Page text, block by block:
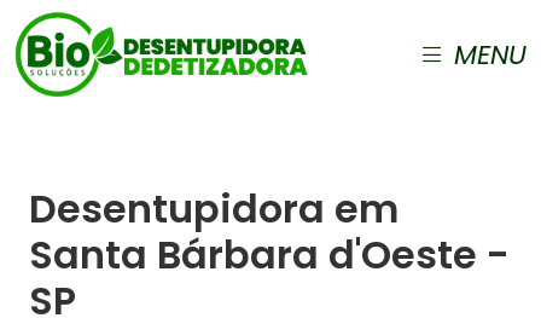
MENU
Desentupidora em
Santa Bárbara d'Oeste -
SP